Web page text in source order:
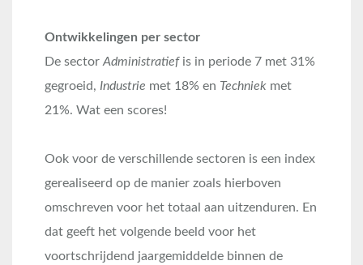
Ontwikkelingen per sector
De sector Administratiefis in periode 7 met 31%
gegroeid, Industrie met 18% en Techniek met
21%. Wat een scores!
Ook voor de verschillende sectoren is een index
gerealiseerd op de manier zoals hierboven
omschreven voor het totaal aan uitzenduren. En
dat geeft het volgende beeld voor het
voortschrijdend jaargemiddelde binnen de